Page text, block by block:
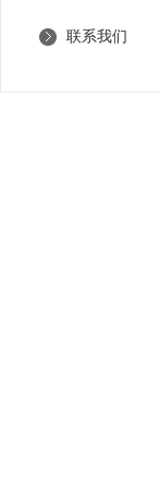
联系我们